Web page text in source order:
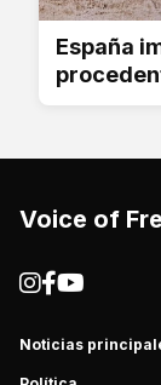
España
Voice of
Noticias